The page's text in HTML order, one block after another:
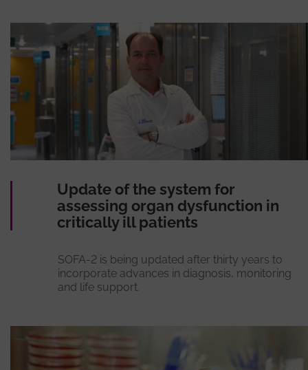
Update of the system for
assessing organ dysfunction in
critically ill patients
SOFA-2 is being updated after thirty years to
incorporate advances in diagnosis, monitoring
and life support.